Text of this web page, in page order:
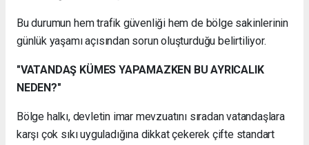
Bu durumun hem trafik güvenliği hem de bölge sakinlerinin
günlük yaşamı açısından sorun oluşturduğu belirtiliyor.
"VATANDAŞ KÜMES YAPAMAZKEN BU AYRICALIK
NEDEN?"
Bölge halkı, devletin imar mevzuatını sıradan vatandaşlara
karşı çok sıkı uyguladığına dikkat çekerek çifte standart